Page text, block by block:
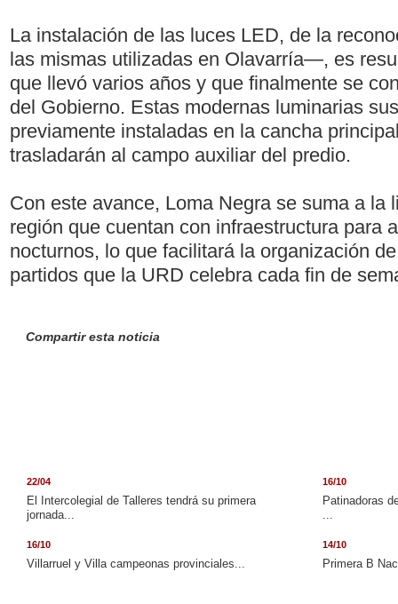
La instalación de las luces LED, de la
las mismas utilizadas en Olavarría—, es
que llevó varios años y que finalmente se
del Gobierno. Estas modernas luminarias
previamente instaladas en la cancha
trasladarán al campo auxiliar del predio.
Con este avance, Loma Negra se suma a la
región que cuentan con infraestructura para
nocturnos, lo que facilitará la organización
partidos que la URD celebra cada fin de
Compartir esta noticia
22/04
El Intercolegial de Talleres tendrá su primera
jornada...
16/10
Patinadoras
...
16/10
Villarruel y Villa campeonas provinciales...
14/10
Primera B